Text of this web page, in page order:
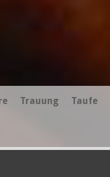
Trauung Taufe